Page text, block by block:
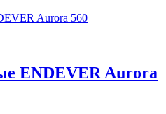
ENDEVER Aurora